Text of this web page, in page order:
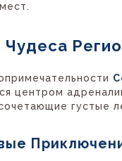
центром
густые